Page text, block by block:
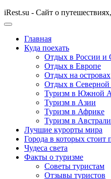
iRest.su - Сайт о
Главная
Куда поехать
Отдых в России
Отдых в Европе
Отдых на островах
Отдых в
Туризм в Южной
Туризм в Азии
Туризм в Африке
Туризм в
Лучшие курорты мира
Города в которых стоит
Чудеса света
Факты о туризме
Советы туристам
Отзывы туристов